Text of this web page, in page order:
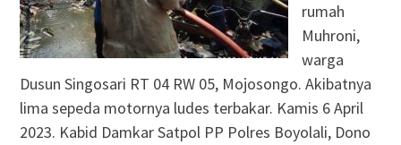
rumah
Muhroni,
warga
Dusun Singosari RT 04 RW 05, Mojosongo. Akibatnya
lima sepeda motornya ludes terbakar. Kamis 6 April
2023. Kabid Damkar Satpol PP Polres Boyolali, Dono